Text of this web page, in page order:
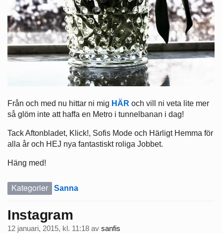
Från och med nu hittar ni mig HÄR och vill ni veta lite mer
så glöm inte att haffa en Metro i tunnelbanan i dag!
Tack Aftonbladet, Klick!, Sofis Mode och Härligt Hemma för
alla år och HEJ nya fantastiskt roliga Jobbet.
Häng med!
Kategorier Sanna
Instagram
12 januari, 2015, kl. 11:18 av sanfis